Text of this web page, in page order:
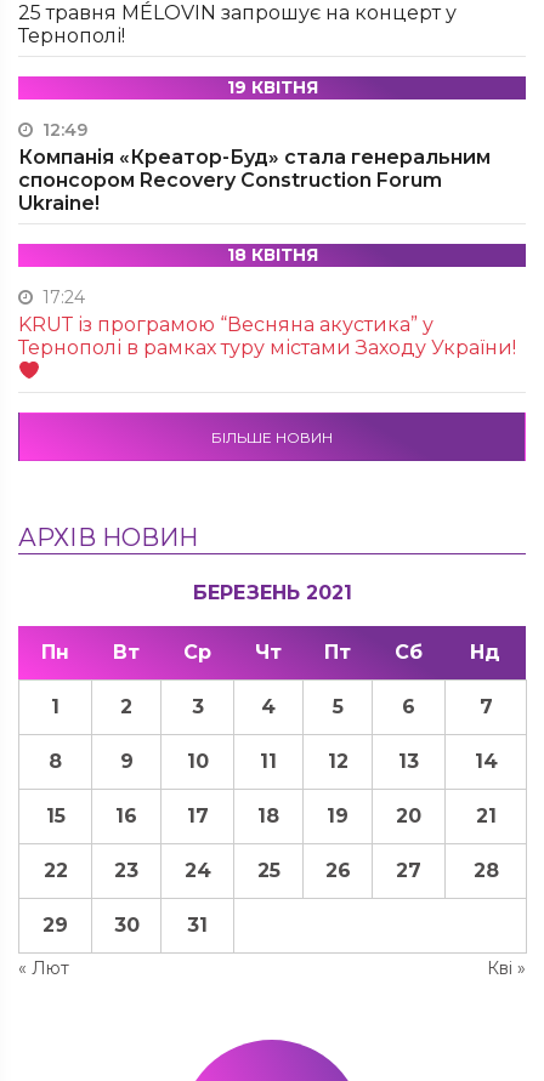
25 травня MÉLOVIN запрошує на концерт у
Тернополі!
19 КВІТНЯ
12:49
Компанія «Креатор-Буд» стала генеральним
спонсором Recovery Construction Forum
Ukraine!
18 КВІТНЯ
17:24
KRUТ із програмою “Весняна акустика” у
Тернополі в рамках туру містами Заходу України!
БІЛЬШЕ НОВИН
АРХІВ НОВИН
БЕРЕЗЕНЬ 2021
Пн Вт Ср Чт Пт Сб Нд
« Лют Кві »
1 2 3 4 5 6 7
8 9 10 11 12 13 14
15 16 17 18 19 20 21
22 23 24 25 26 27 28
29 30 31